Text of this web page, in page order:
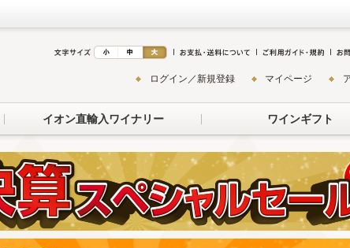
ログイン／新規登録 マイページ
イオン直輸入ワイナリー ワインギフト